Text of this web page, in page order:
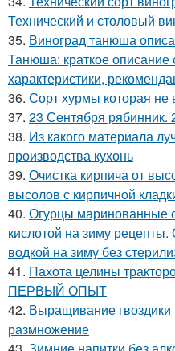
Технический и столовый
35. Виноград танюша
Танюша: краткое описание
характеристики,
36. Сорт хурмы которая
37. 23 Сентября
38. Из какого материала
производства кухонь
39. Очистка кирпича от
высолов с кирпичной
40. Огурцы маринованные
кислотой на зиму
водкой на зиму без
41. Пахота целины
ПЕРВЫЙ ОПЫТ
42. Выращивание
размножение